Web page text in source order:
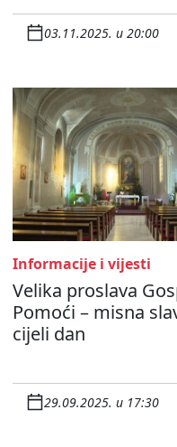
03.11.2025. u 20:00
Informacije i vijesti
Velika proslava
Pomoći – misna
cijeli dan
29.09.2025. u 17:30